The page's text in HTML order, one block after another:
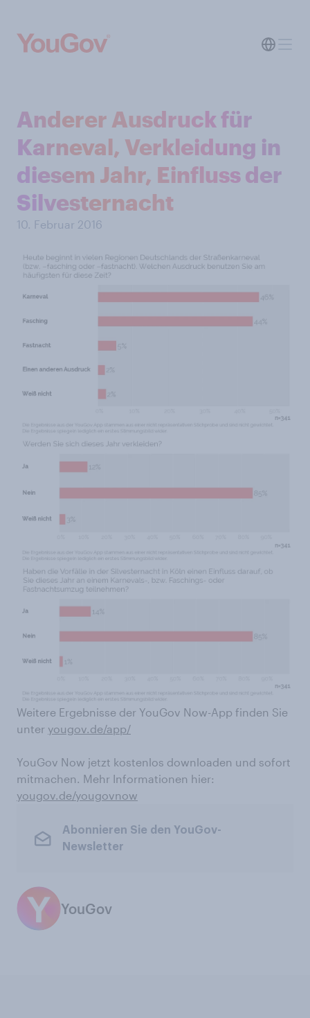
Anderer Ausdruck für
Karneval, Verkleidung in
diesem Jahr, Einfluss der
Silvesternacht
10. Februar 2016
Weitere Ergebnisse der YouGov Now-App finden Sie
unter yougov.de/app/
YouGov Now jetzt kostenlos downloaden und sofort
mitmachen. Mehr Informationen hier:
yougov.de/yougovnow
Abonnieren Sie den YouGov-
Newsletter
YouGov